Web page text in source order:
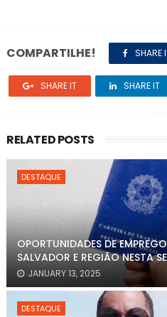
COMPARTILHE! SHARE
SHARE IT SHARE IT
RELATED POSTS
DESTAQUE
OPORTUNIDADES DE
SALVADOR E REGIÃO NESTA
JANUARY 13, 2025
DESTAQUE